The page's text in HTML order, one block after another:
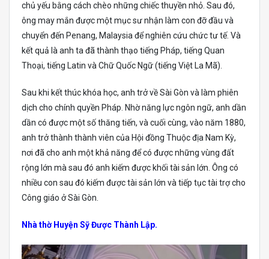
chủ yếu bằng cách chèo những chiếc thuyền nhỏ. Sau đó,
ông may mắn được một mục sư nhận làm con đỡ đầu và
chuyển đến Penang, Malaysia để nghiên cứu chức tư tế. Và
kết quả là anh ta đã thành thạo tiếng Pháp, tiếng Quan
Thoại, tiếng Latin và Chữ Quốc Ngữ (tiếng Việt La Mã).
Sau khi kết thúc khóa học, anh trở về Sài Gòn và làm phiên
dịch cho chính quyền Pháp. Nhờ năng lực ngôn ngữ, anh dần
dần có được một số thăng tiến, và cuối cùng, vào năm 1880,
anh trở thành thành viên của Hội đồng Thuộc địa Nam Kỳ,
nơi đã cho anh một khả năng để có được những vùng đất
rộng lớn mà sau đó anh kiếm được khối tài sản lớn. Ông có
nhiều con sau đó kiếm được tài sản lớn và tiếp tục tài trợ cho
Công giáo ở Sài Gòn.
Nhà thờ Huyện Sỹ Được Thành Lập.